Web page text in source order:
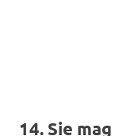
14. Sie